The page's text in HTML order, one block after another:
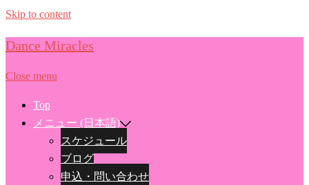
Skip to content
Dance Miracles
Close menu
Top
メニュー (日本語)
スケジュール
ブログ
申込・問い合わせ